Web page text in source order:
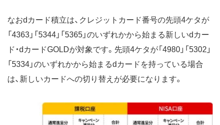
なおdカード積立は、クレジットカード番号の先頭4ケタが
「4363」「5344」「5365」のいずれかから始まる新しいdカー
ド・dカードGOLDが対象です。先頭4ケタが「4980」「5302」
「5334」のいずれかから始まるdカードを持っている場合
は、新しいカードへの切り替えが必要になります。